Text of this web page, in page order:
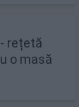
rețetă
o masă